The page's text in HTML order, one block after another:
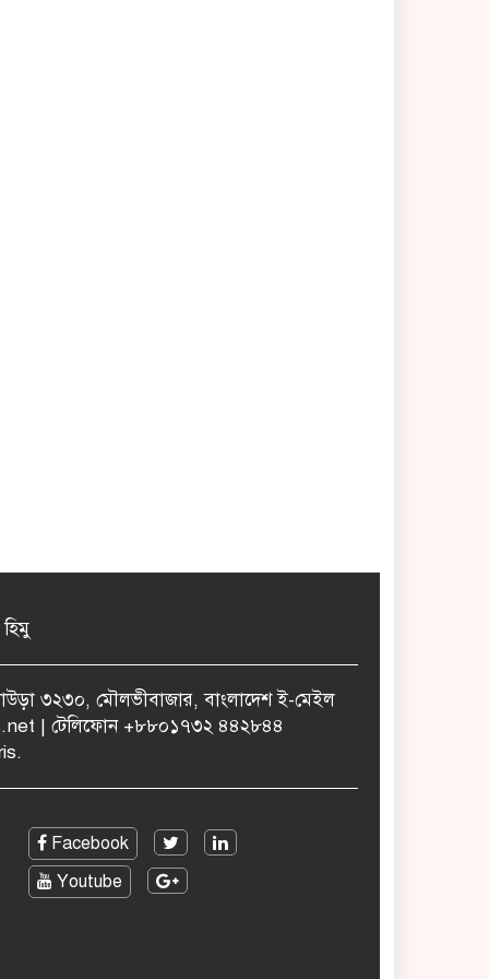
৩২৩০, মৌলভীবাজার, বাংলাদেশ ই-মেইল
| টেলিফোন +৮৮০১৭৩২ ৪৪২৮৪৪
Facebook
Youtube